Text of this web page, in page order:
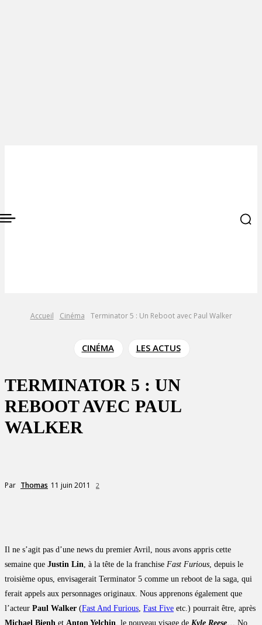
Accueil Cinéma Terminator 5 : Un Reboot avec Paul Walker
CINÉMA LES ACTUS
TERMINATOR 5 : UN
REBOOT AVEC PAUL
WALKER
Par Thomas 11 juin 2011 2
Il ne s’agit pas d’une news du premier Avril, nous avons appris cette
semaine que Justin Lin, à la tête de la franchise Fast Furious, depuis le
troisième opus, envisagerait Terminator 5 comme un reboot de la saga, qui
ferait appels aux personnages originaux. Nous apprenons également que
l’acteur Paul Walker (Fast And Furious, Fast Five etc.) pourrait être, après
Michael Bienh et Anton Yelchin, le nouveau visage de Kyle Reese… No